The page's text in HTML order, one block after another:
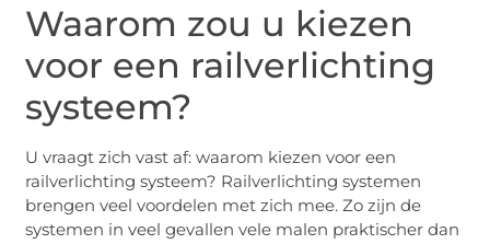
Waarom zou u kiezen
voor een railverlichting
systeem?
U vraagt zich vast af: waarom kiezen voor een
railverlichting systeem? Railverlichting systemen
brengen veel voordelen met zich mee. Zo zijn de
systemen in veel gevallen vele malen praktischer dan